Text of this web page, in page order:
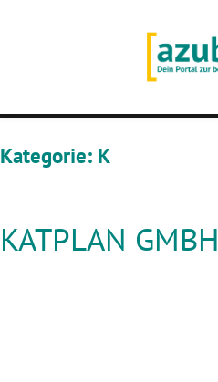
Kategorie: K
KATPLAN GMBH